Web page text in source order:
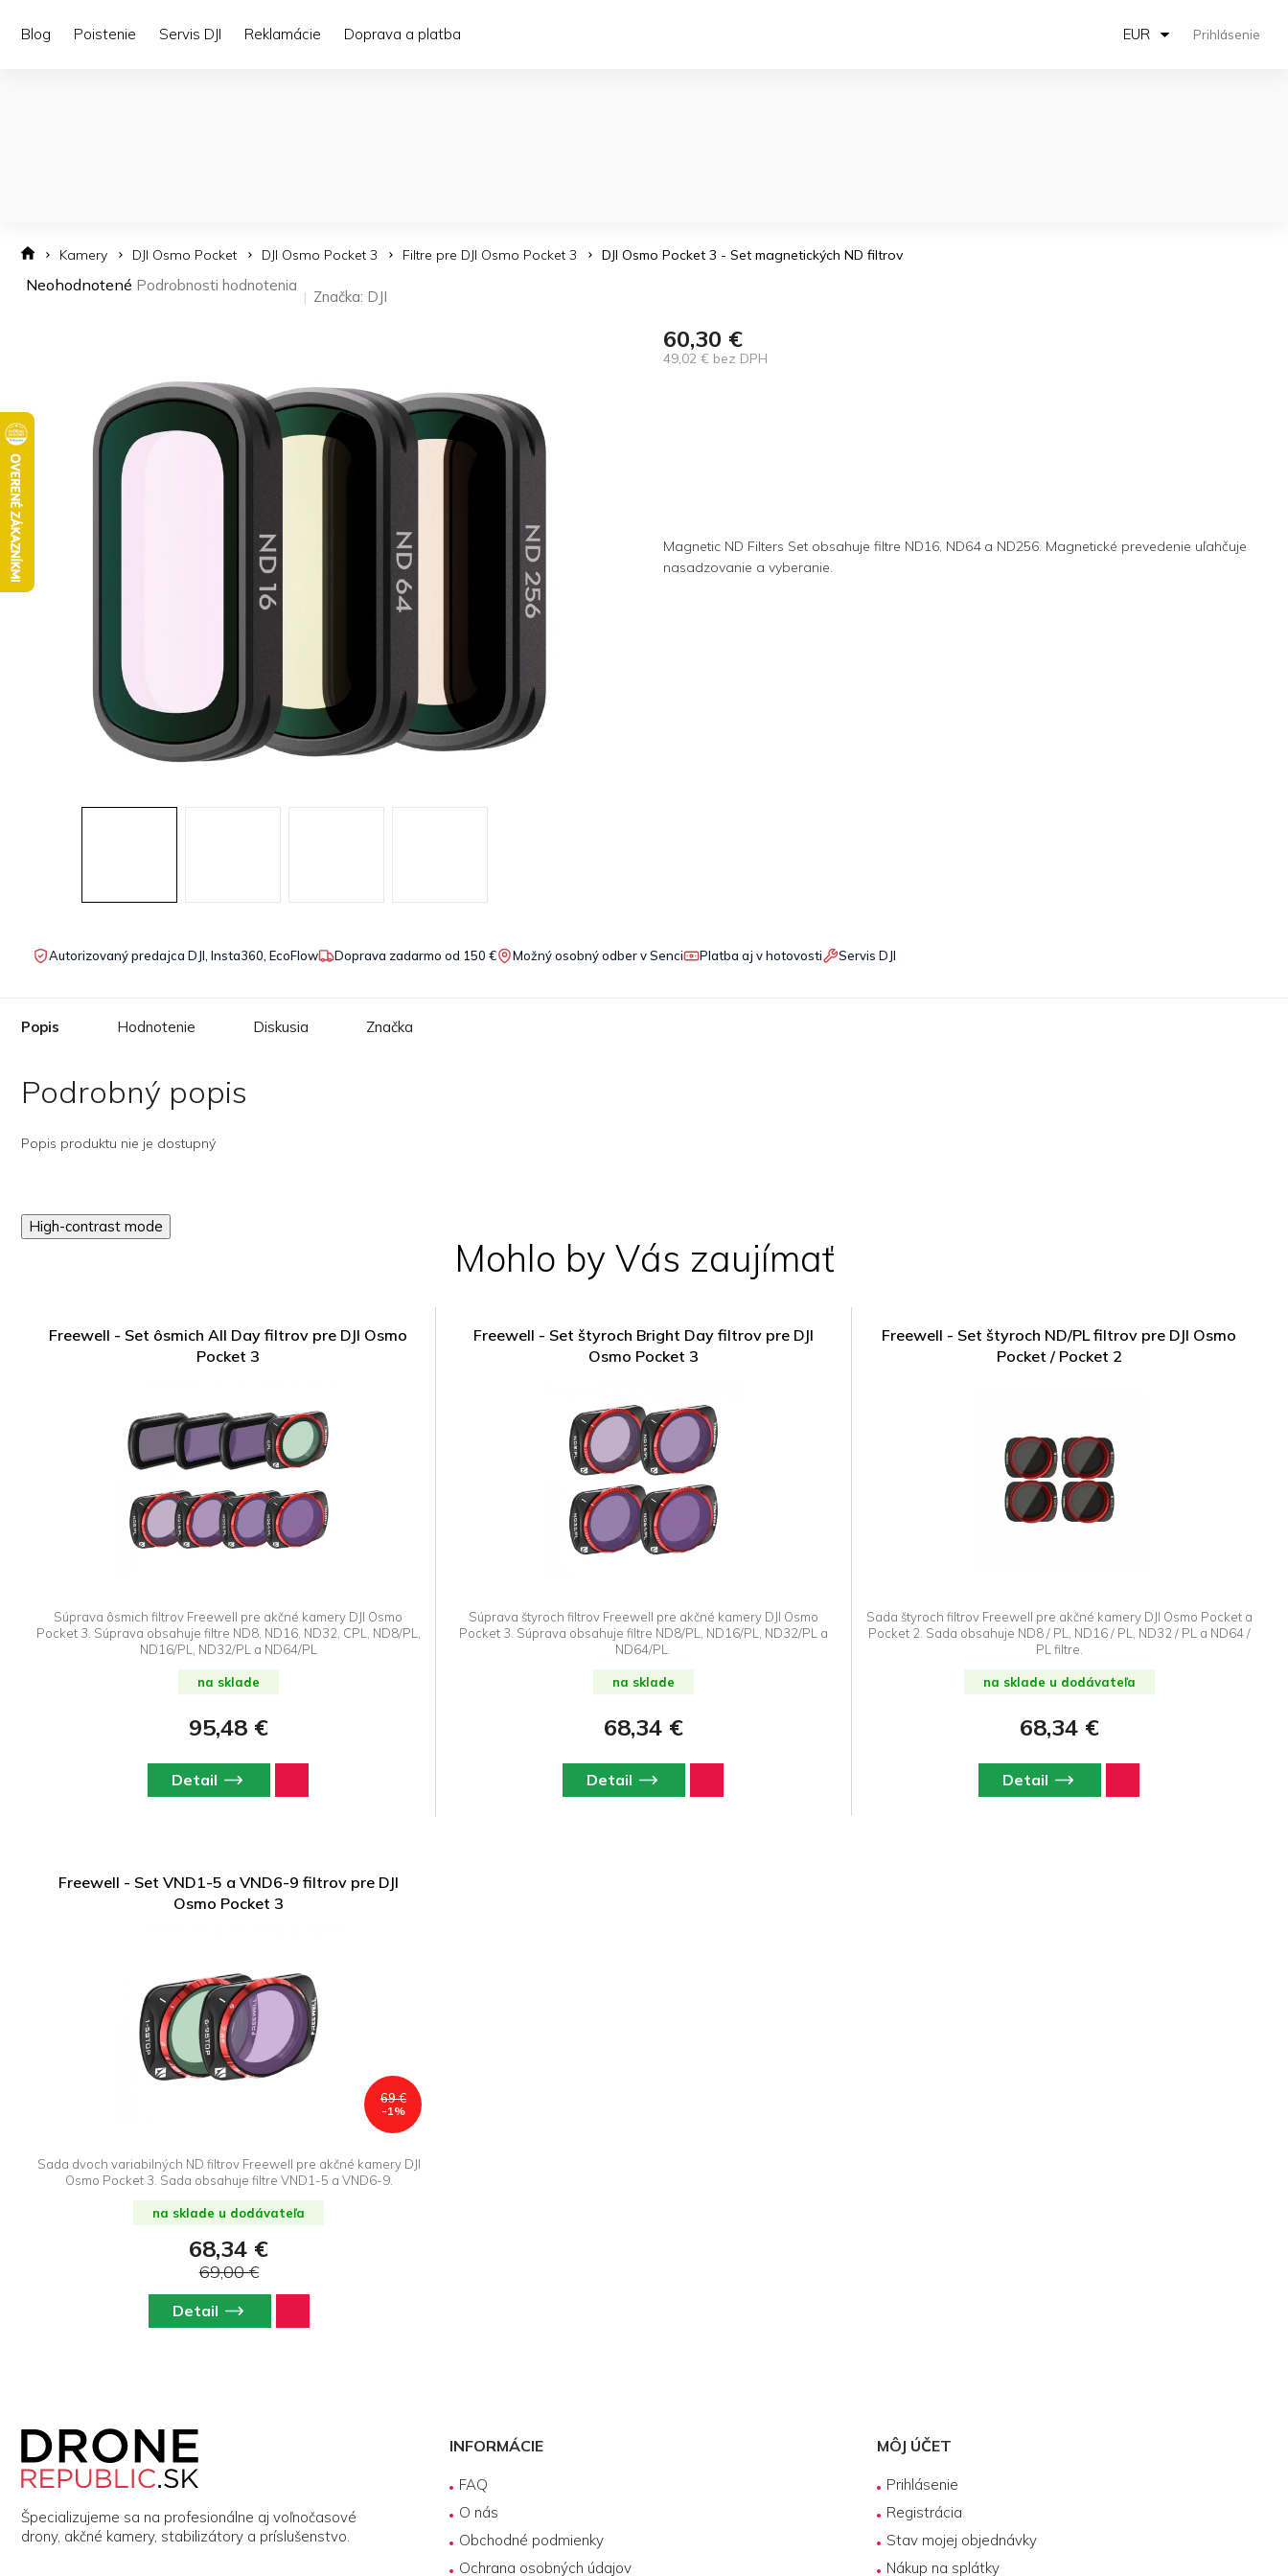
Blog Poistenie Servis DJI Reklamácie Doprava a platba EUR Prihlásenie
Kamery DJI Osmo Pocket DJI Osmo Pocket 3 Filtre pre DJI Osmo Pocket 3 DJI Osmo Pocket 3 - Set magnetických ND filtrov
Priemerné
Neohodnotené Podrobnosti hodnotenia
Značka: DJI
60,30 €
49,02 € bez DPH
Magnetic ND Filters Set obsahuje filtre ND16, ND64 a ND256. Magnetické prevedenie uľahčuje
nasadzovanie a vyberanie.
Autorizovaný predajca DJI, Insta360, EcoFlow Doprava zadarmo od 150 € Možný osobný odber v Senci Platba aj v hotovosti Servis DJI
Popis Hodnotenie Diskusia Značka
Podrobný popis
Popis produktu nie je dostupný
High-contrast mode
Mohlo by Vás zaujímať
Freewell - Set ôsmich All Day filtrov pre DJI Osmo
Pocket 3
Súprava ôsmich filtrov Freewell pre akčné kamery DJI Osmo
Pocket 3. Súprava obsahuje filtre ND8, ND16, ND32, CPL, ND8/PL,
ND16/PL, ND32/PL a ND64/PL
na sklade
95,48 €
Detail
Freewell - Set štyroch Bright Day filtrov pre DJI
Osmo Pocket 3
Súprava štyroch filtrov Freewell pre akčné kamery DJI Osmo
Pocket 3. Súprava obsahuje filtre ND8/PL, ND16/PL, ND32/PL a
ND64/PL.
na sklade
68,34 €
Detail
Freewell - Set štyroch ND/PL filtrov pre DJI Osmo
Pocket / Pocket 2
Sada štyroch filtrov Freewell pre akčné kamery DJI Osmo Pocket a
Pocket 2. Sada obsahuje ND8 / PL, ND16 / PL, ND32 / PL a ND64 /
PL filtre.
na sklade u dodávateľa
68,34 €
Detail
Freewell - Set VND1-5 a VND6-9 filtrov pre DJI
Osmo Pocket 3
69 €
-1%
Sada dvoch variabilných ND filtrov Freewell pre akčné kamery DJI
Osmo Pocket 3. Sada obsahuje filtre VND1-5 a VND6-9.
na sklade u dodávateľa
68,34 €
69,00 €
Detail
Špecializujeme sa na profesionálne aj voľnočasové
drony, akčné kamery, stabilizátory a príslušenstvo.
INFORMÁCIE
FAQ
O nás
Obchodné podmienky
Ochrana osobných údajov
MÔJ ÚČET
Prihlásenie
Registrácia
Stav mojej objednávky
Nákup na splátky